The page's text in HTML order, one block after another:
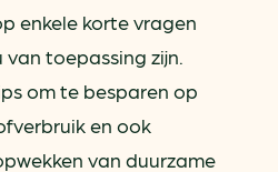
enkele korte vragen
toepassing zijn.
om te besparen op
en ook
van duurzame